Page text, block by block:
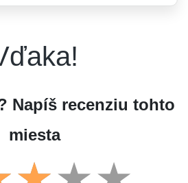
Napíš recenziu tohto
miesta